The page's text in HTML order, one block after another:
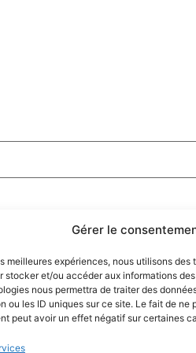
Gérer le
meilleures expériences, nous utilisons
stocker et/ou accéder aux informations
nous permettra de traiter des
ou les ID uniques sur ce site. Le fait de ne
peut avoir un effet négatif sur certaines